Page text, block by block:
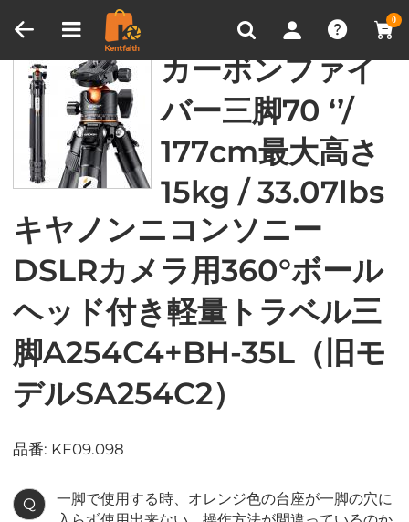
0
比較商品 (0)
家 Support FAQs KF09.098
カーボンファイ
バー三脚70 ‘’/
177cm最大高さ
15kg / 33.07lbs
キヤノンニコンソニー
DSLRカメラ用360°ボール
ヘッド付き軽量トラベル三
脚A254C4+BH-35L（旧モ
デルSA254C2）
品番: KF09.098
Q
一脚で使用する時、オレンジ色の台座が一脚の穴に